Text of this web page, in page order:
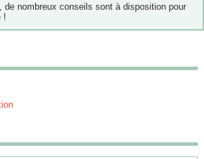
, de nombreux conseils sont à disposition pour
!